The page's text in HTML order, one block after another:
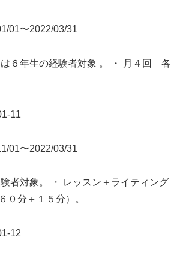
01〜2022/03/31
は６年生の経験者対象 。 ・ 月４回 各
11
01〜2022/03/31
者対象。 ・ レッスン＋ライティング
０分＋１５分）。
12